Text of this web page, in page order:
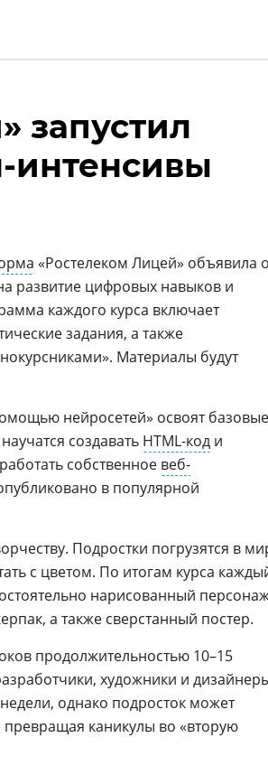
запустил
интенсивы
«Ростелеком Лицей» объявила
развитие цифровых навыков и
каждого курса включает
задания, а также
Материалы будут
нейросетей» освоят базовые
создавать HTML-код и
собственное веб-
в популярной
Подростки погрузятся в
с цветом. По итогам курса
нарисованный
а также сверстанный постер.
продолжительностью 10–15
художники и
однако подросток может
каникулы во «вторую